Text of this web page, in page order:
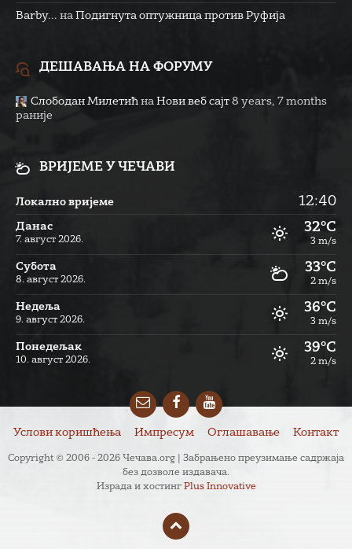
Barby... на Подигнута оптужница против Руфија
ДЕШАВАЊА НА ФОРУМУ
Слободан Милетић на Нови веб сајт 8 years, 7 months
раније
ВРИЈЕМЕ У ЧЕЧАВИ
Локално вријеме 12:40
Данас
7. август 2026.
32°C
3 m/s
Субота
8. август 2026.
33°C
2 m/s
Недеља
9. август 2026.
36°C
3 m/s
Понедељак
10. август 2026.
39°C
2 m/s
EmailFacebookYouTube
Услови коришћења Импресум Оглашавање Контакт
Copyright © 2006 - 2026 Чечава.org | Забрањено преузимање садржаја
без дозволе издавача.
Израда и хостинг Plus Innovative